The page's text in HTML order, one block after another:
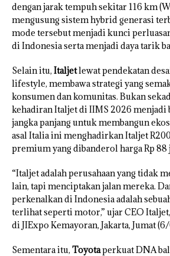
dengan jarak tempuh sekitar 116 km
mengusung sistem hybrid generasi
mode tersebut menjadi kunci
di Indonesia serta menjadi daya tarik
Selain itu, Italjetlewat pendekatan
lifestyle, membawa strategi yang
konsumen dan komunitas. Bukan
kehadiran Italjet di IIMS 2026 menjadi
jangka panjang untuk membangun
asal Italia ini menghadirkan Italjet
premium yang dibanderol harga Rp 88
“Italjet adalah perusahaan yang tidak
lain, tapi menciptakan jalan mereka.
perkenalkan di Indonesia adalah
terlihat seperti motor,” ujar CEO
di JIExpo Kemayoran, Jakarta, Jumat
Sementara itu, Toyotaperkuat DNA